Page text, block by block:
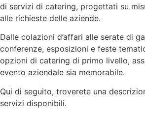
di servizi di catering, progettati su
alle richieste delle aziende.
Dalle colazioni d’affari alle serate di
conferenze, esposizioni e feste
opzioni di catering di primo livello,
evento aziendale sia memorabile.
Qui di seguito, troverete una
servizi disponibili.